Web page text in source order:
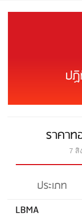
ป
ราคา
7 สิ
ประเภท
LBMA